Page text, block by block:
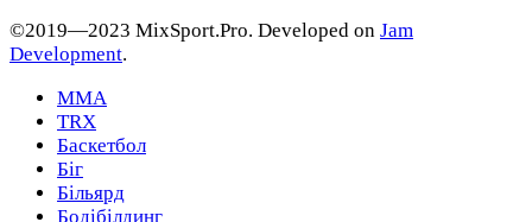
©2019—2023 MixSport.Pro. Developed on Jam
Development.
MMA
TRX
Баскетбол
Біг
Більярд
Бодібілдинг